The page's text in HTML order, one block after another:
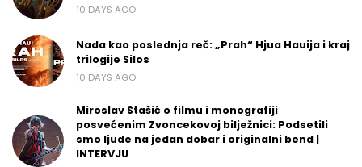
10 DAYS AGO
Nada kao poslednja reč: „Prah“ Hjua Hauija i kraj
trilogije Silos
10 DAYS AGO
Miroslav Stašić o filmu i monografiji
posvećenim Zvoncekovoj bilježnici: Podsetili
smo ljude na jedan dobar i originalni bend |
INTERVJU